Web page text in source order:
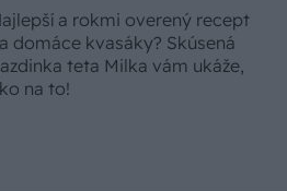
a rokmi overený recept
domáce kvasáky? Skúsená
teta Milka vám ukáže,
na to!